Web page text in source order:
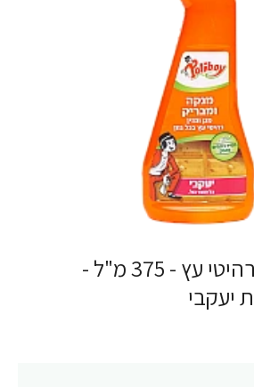
פוליבוי מרסס לרהיטי עץ - 375 מ"ל -